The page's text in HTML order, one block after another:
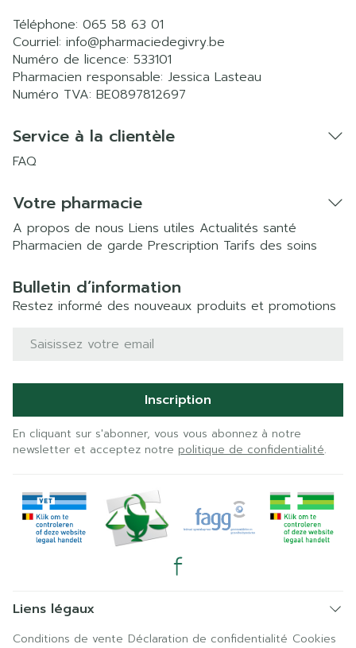
Téléphone: 065 58 63 01
Courriel: info@pharmaciedegivry.be
Numéro de licence: 533101
Pharmacien responsable: Jessica Lasteau
Numéro TVA: BE0897812697
Service à la clientèle
FAQ
Votre pharmacie
A propos de nous Liens utiles Actualités santé
Pharmacien de garde Prescription Tarifs des soins
Bulletin d’information
Restez informé des nouveaux produits et promotions
Adresse mail
Inscription
En cliquant sur s'abonner, vous vous abonnez à notre
newsletter et acceptez notre politique de confidentialité.
Liens légaux
Conditions de vente Déclaration de confidentialité Cookies